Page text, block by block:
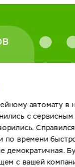
в нашем
центром о
он с
получилось
Будем
спасибо.